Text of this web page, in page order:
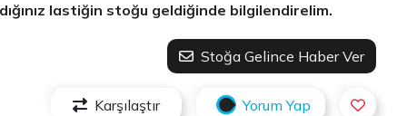
lastiğin stoğu geldiğinde bilgilendirelim.
Stoğa Gelince Haber Ver
Karşılaştır Yorum Yap